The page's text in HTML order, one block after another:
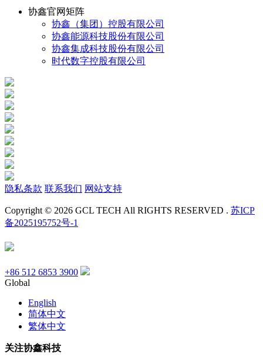
协鑫官网矩阵
协鑫（集团）控股有限公司
协鑫能源科技股份有限公司
协鑫集成科技股份有限公司
时代数字控股有限公司
隐私条款 联系我们 网站支持
Copyright © 2026 GCL TECH All RIGHTS RESERVED . 苏ICP
备2025195752号-1
+86 512 6853 3900
Global
English
简体中文
繁体中文
关注协鑫科技